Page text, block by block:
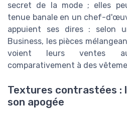
secret de la mode ; elles
tenue banale en un chef-
appuient ses dires : selon
Business, les pièces
voient leurs ventes
comparativement à des
Textures contrastées :
son apogée